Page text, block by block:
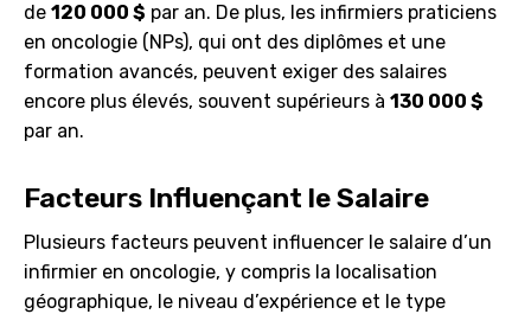
de 120 000 $ par an. De plus, les infirmiers praticiens
en oncologie (NPs), qui ont des diplômes et une
formation avancés, peuvent exiger des salaires
encore plus élevés, souvent supérieurs à 130 000 $
par an.
Facteurs Influençant le Salaire
Plusieurs facteurs peuvent influencer le salaire d’un
infirmier en oncologie, y compris la localisation
géographique, le niveau d’expérience et le type